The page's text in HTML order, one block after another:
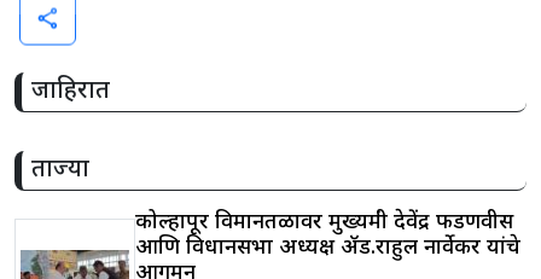
जाहिरात
ताज्या
कोल्हापूर विमानतळावर मुख्यमंत्री देवेंद्र फडणवीस
आणि विधानसभा अध्यक्ष ॲड.राहुल नार्वेकर यांचे
share